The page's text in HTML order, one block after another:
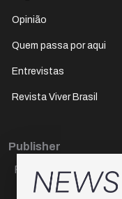
Opinião
Quem passa por aqui
Entrevistas
Revista Viver Brasil
Publisher
Paulo Cesar de Oliveira